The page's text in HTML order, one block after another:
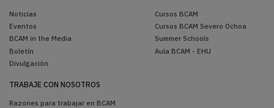
Noticias
Eventos
BCAM in the Media
Boletín
Divulgación
Cursos BCAM
Cursos BCAM Severo Ochoa
Summer Schools
Aula BCAM - EHU
TRABAJE CON NOSOTROS
Razones para trabajar en BCAM